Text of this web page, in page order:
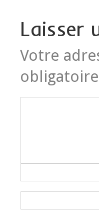
Laisser
Votre